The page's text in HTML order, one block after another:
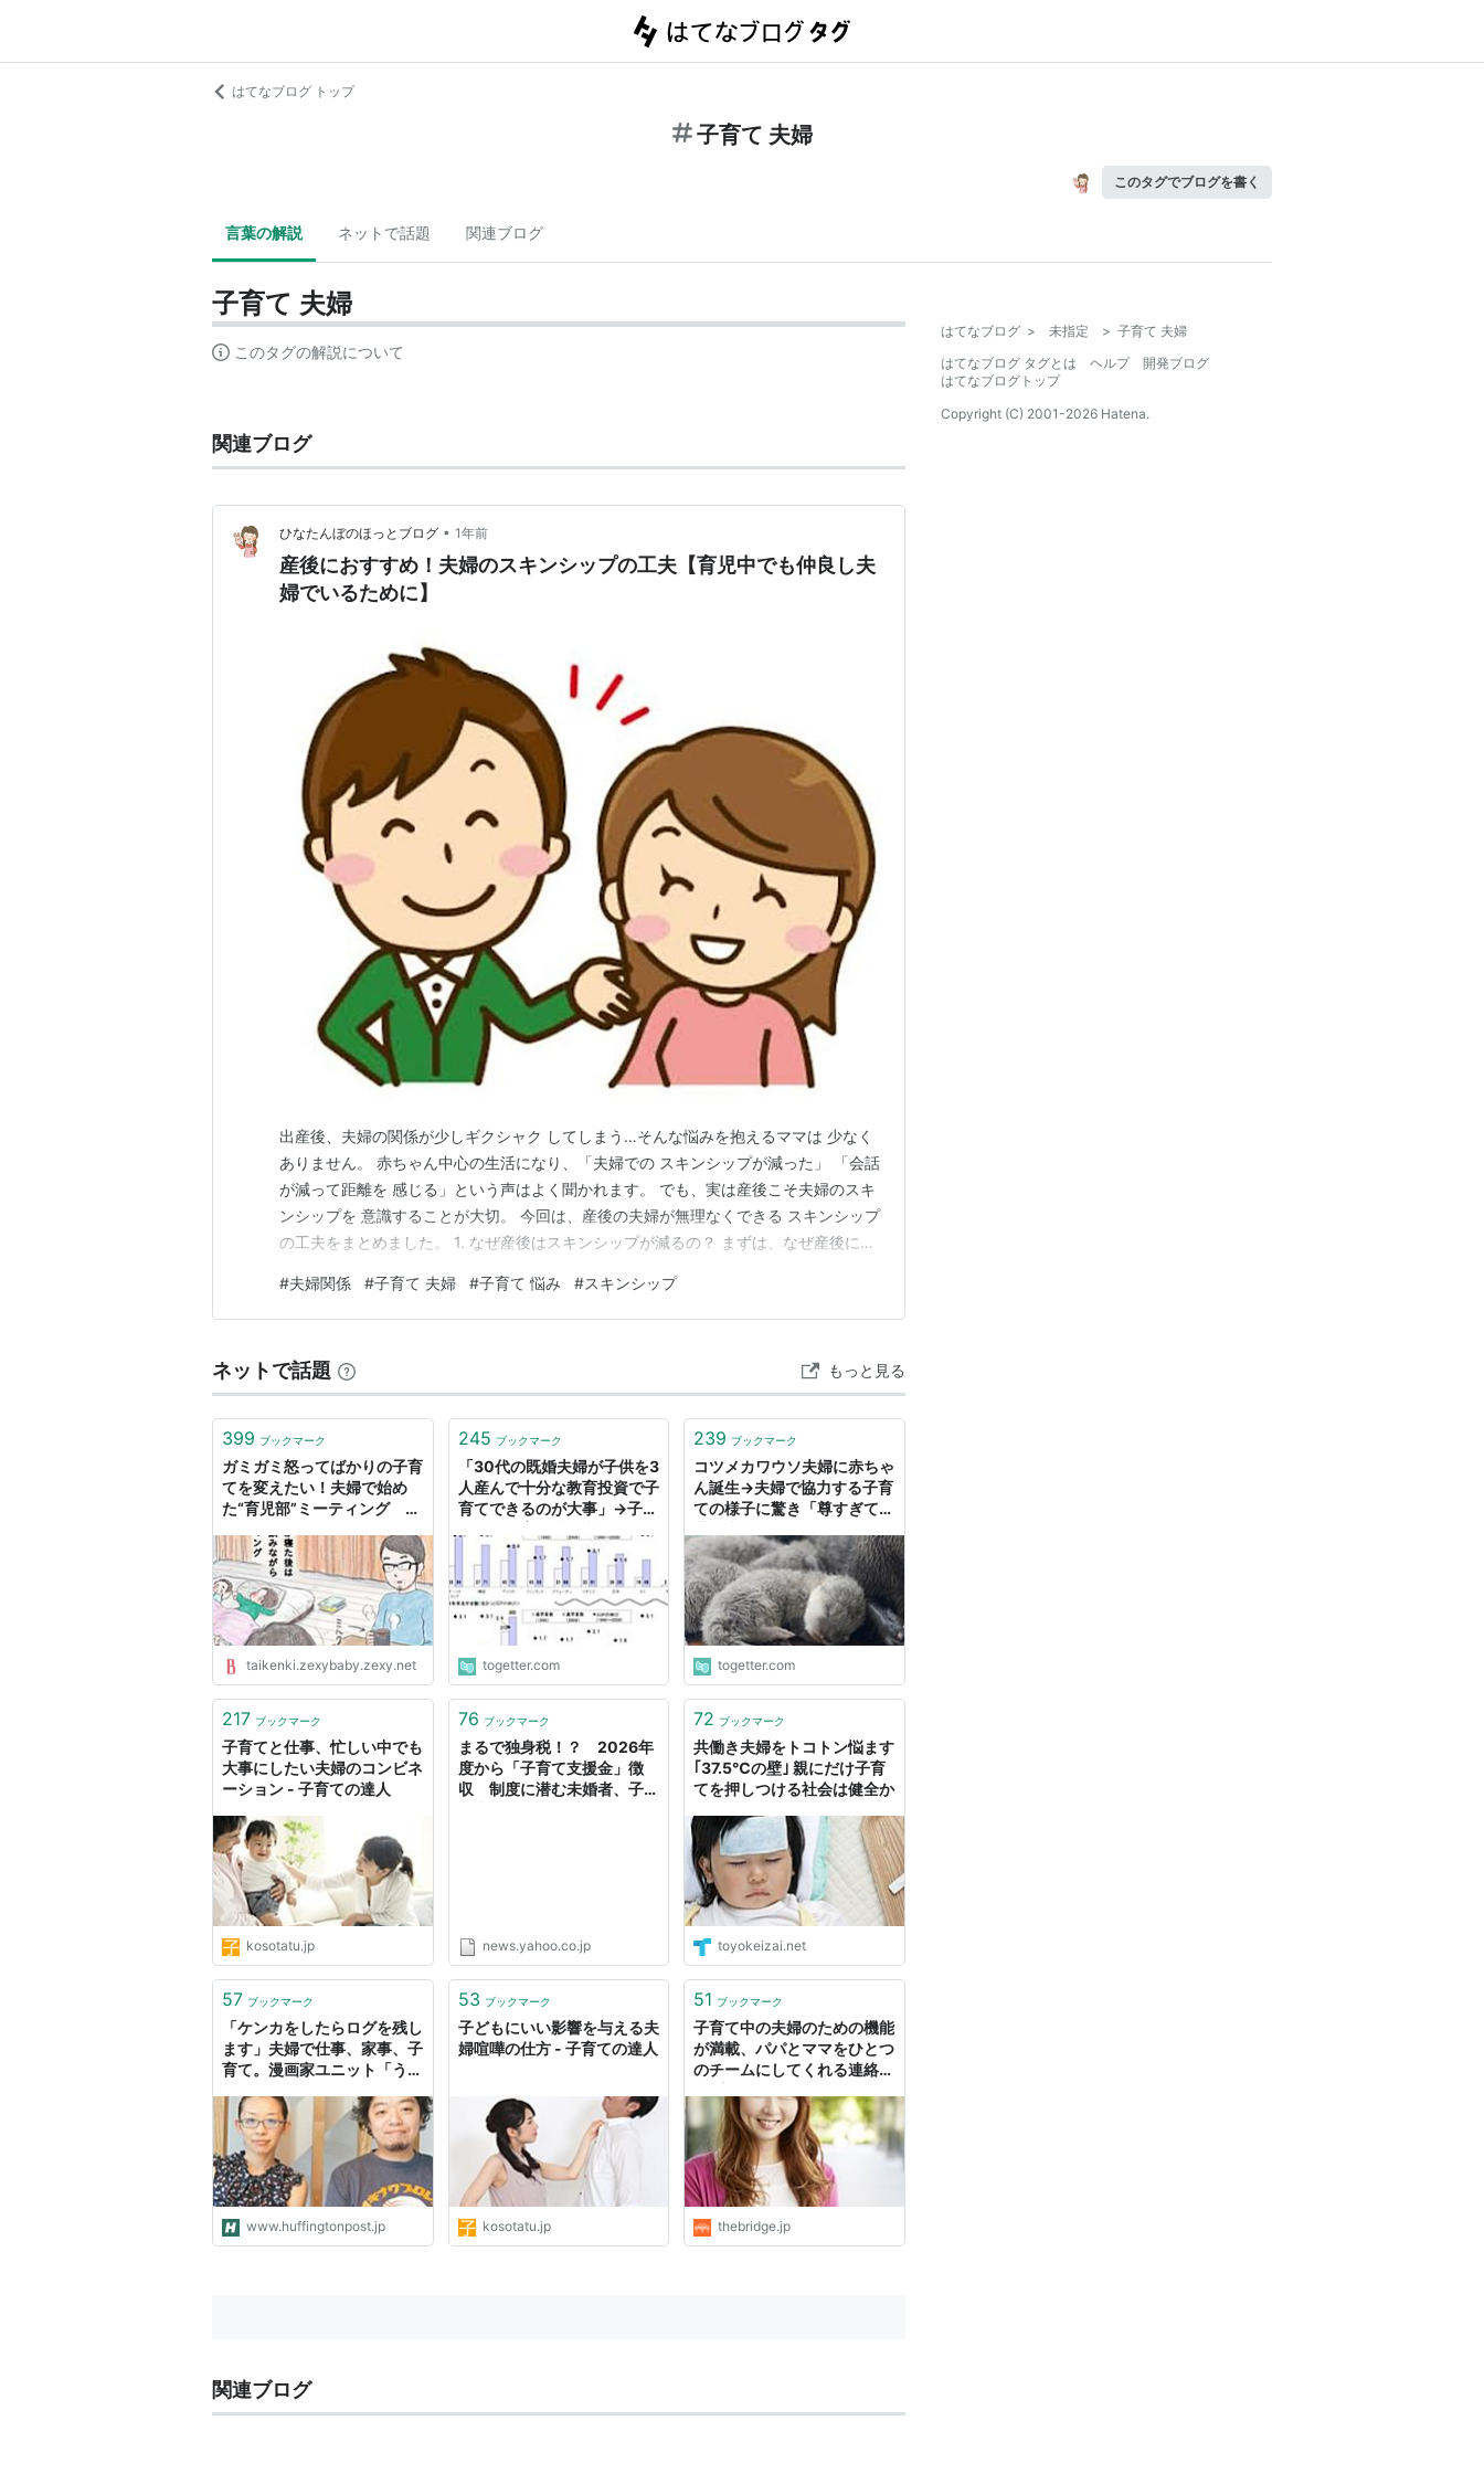
はてなブログ トップ
子育て 夫婦
このタグでブログを書く
言葉の解説 ネットで話題 関連ブログ
子育て 夫婦
このタグの解説について
関連ブログ
ひなたんぼのほっとブログ • 1年前
産後におすすめ！夫婦のスキンシップの工夫【育児中でも仲良し夫
婦でいるために】
出産後、夫婦の関係が少しギクシャク してしまう…そんな悩みを抱えるママは 少なく
ありません。 赤ちゃん中心の生活になり、「夫婦での スキンシップが減った」 「会話
が減って距離を 感じる」という声はよく聞かれます。 でも、実は産後こそ夫婦のスキ
ンシップを 意識することが大切。 今回は、産後の夫婦が無理なくできる スキンシップ
の工夫をまとめました。 1. なぜ産後はスキンシップが減るの？ まずは、なぜ産後にス
乳・オムツ替え・夜泣き対応） ママの体調の回復がまだ不十分（産後の体の痛みやホ
ルモンバランスの変化） 夫婦での時…
#夫婦関係 #子育て 夫婦 #子育て 悩み #スキンシップ
ネットで話題 もっと見る
399 ブックマーク
ガミガミ怒ってばかりの子育
てを変えたい！夫婦で始め
た“育児部”ミーティング
記【妊娠・出産・育児】
taikenki.zexybaby.zexy.net
245 ブックマーク
「30代の既婚夫婦が子供を3
人産んで十分な教育投資で子
育てできるのが大事」→子育
題について考えさせられた話
togetter.com
239 ブックマーク
コツメカワウソ夫婦に赤ちゃ
ん誕生→夫婦で協力する子育
ての様子に驚き「尊すぎて言
togetter.com
217 ブックマーク
子育てと仕事、忙しい中でも
大事にしたい夫婦のコンビネ
ーション - 子育ての達人
kosotatu.jp
76 ブックマーク
まるで独身税！？ 2026年
度から「子育て支援金」徴
収 制度に潜む未婚者、子な
news.yahoo.co.jp
72 ブックマーク
共働き夫婦をトコトン悩ます
｢37.5℃の壁｣ 親にだけ子育
てを押しつける社会は健全か
toyokeizai.net
57 ブックマーク
「ケンカをしたらログを残し
ます」夫婦で仕事、家事、子
育て。漫画家ユニット「う
www.huffingtonpost.jp
53 ブックマーク
子どもにいい影響を与える夫
婦喧嘩の仕方 - 子育ての達人
kosotatu.jp
51 ブックマーク
子育て中の夫婦のための機能
が満載、パパとママをひとつ
のチームにしてくれる連絡帳
thebridge.jp
関連ブログ
はてなブログ > 未指定 > 子育て 夫婦
はてなブログ タグとは
ヘルプ
開発ブログ
はてなブログトップ
Copyright (C) 2001-2026 Hatena.